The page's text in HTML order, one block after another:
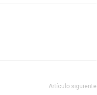
Artículo siguiente